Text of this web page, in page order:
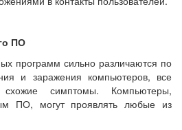
ПО
программ сильно различаются по
и заражения компьютеров, все
симптомы. Компьютеры,
ПО, могут проявлять любые из